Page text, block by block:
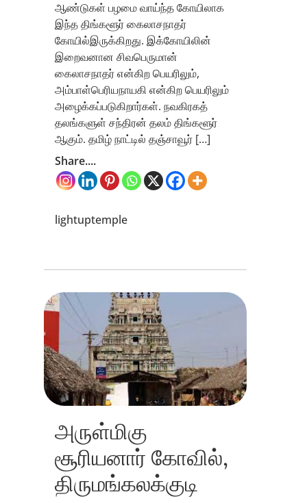
ஆண்டுகள் பழமை வாய்ந்த கோயிலாக
இந்த திங்களூர் கைலாசநாதர்
கோயில்இருக்கிறது. இக்கோயிலின்
இறைவனான சிவபெருமான்
கைலாசநாதர் என்கிற பெயரிலும்,
அம்பாள்பெரியநாயகி என்கிற பெயரிலும்
அழைக்கப்படுகிறார்கள். நவகிரகத்
தலங்களுள் சந்திரன் தலம் திங்களூர்
ஆகும். தமிழ் நாட்டில் தஞ்சாவூர் […]
Share....
lightuptemple
அருள்மிகு
சூரியனார் கோவில்,
திருமங்கலக்குடி